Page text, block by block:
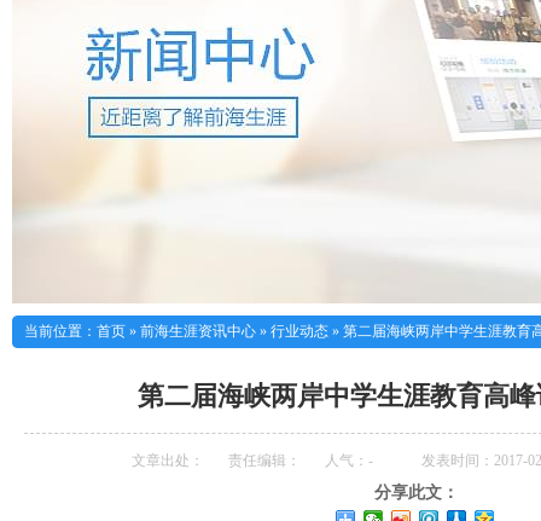
当前位置： 首页 » 前海生涯资讯中心 » 行业动态 » 第二届海峡两岸中学生涯教育
第二届海峡两岸中学生涯教育高
文章出处： 责任编辑： 人气： - 发表时间：2017-
分享此文：